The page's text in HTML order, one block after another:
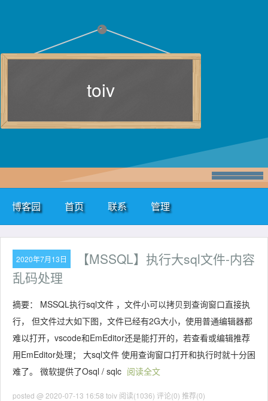
toiv
博客园 首页 联系 管理
2020年7月13日
【MSSQL】执行大sql文件-内容
乱码处理
摘要： MSSQL执行sql文件 ，文件小可以拷贝到查询窗口直接执
行， 但文件过大如下图，文件已经有2G大小，使用普通编辑器都
难以打开，vscode和EmEditor还是能打开的，若查看或编辑推荐
用EmEditor处理； 大sql文件 使用查询窗口打开和执行时就十分困
难了。 微软提供了Osql / sqlc 阅读全文
posted @ 2020-07-13 16:58 toiv 阅读(1036) 评论(0) 推荐(0)